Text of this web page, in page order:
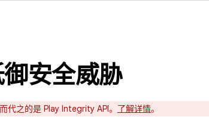
安全威胁
之的是 Play Integrity API。 了解详情。